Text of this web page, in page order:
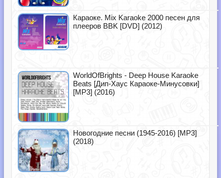
Караоке. Mix Karaoke 2000 песен для
плееров BBK [DVD] (2012)
WorldOfBrights - Deep House Karaoke
Beats [Дип-Хаус Караоке-Минусовки]
[MP3] (2016)
Новогодние песни (1945-2016) [MP3]
(2018)